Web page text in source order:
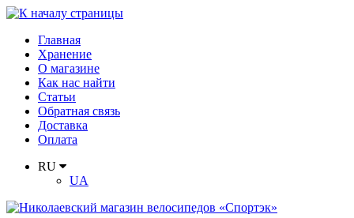
Главная
Хранение
О магазине
Как нас найти
Статьи
Обратная связь
Доставка
Оплата
RU
UA